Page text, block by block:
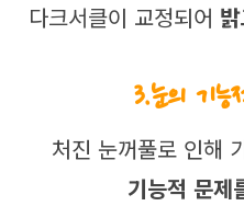
다크서클이 교정되어
3.눈의 기
처진 눈꺼풀로 인해
기능적 문제